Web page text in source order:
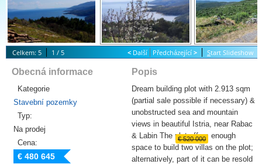
Celkem: 5 1 / 5 < Další Předcházející > Start Slideshow
Obecná informace
Kategorie
Stavební pozemky
Typ:
Na prodej
Cena:
€ 480 645
€ 520 000
Popis
Dream building plot with 2.913 sqm
(partial sale possible if necessary) &
unobstructed sea and mountain
views in beautiful Istria, near Rabac
& Labin The plot offers enough
space to build two villas on the plot;
alternatively, part of it can be resold